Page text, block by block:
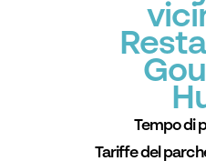
Tempo di
Tariffe del